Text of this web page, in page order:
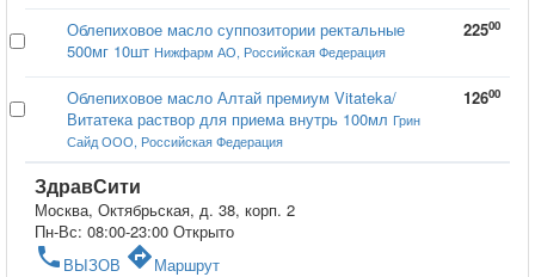
Облепиховое масло суппозитории ректальные
500мг 10шт Нижфарм АО, Российская Федерация
22500
Облепиховое масло Алтай премиум Vitateka/
Витатека раствор для приема внутрь 100мл Грин
Сайд ООО, Российская Федерация
12600
ЗдравСити
Москва, Октябрьская, д. 38, корп. 2
Пн-Вс: 08:00-23:00 Открыто
phone ВЫЗОВ directionsМаршрут